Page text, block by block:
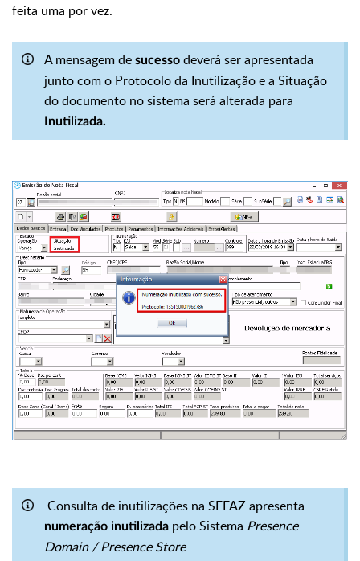
feita uma por vez.
A mensagem de sucesso deverá ser apresentada
junto com o Protocolo da Inutilização e a Situação
do documento no sistema será alterada para
Inutilizada.
Consulta de inutilizações na SEFAZ apresenta
numeração inutilizada pelo Sistema Presence
Domain / Presence Store